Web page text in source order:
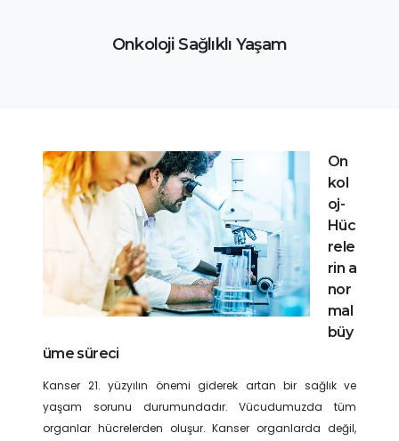
Onkoloji Sağlıklı Yaşam
On
kol
oj-
Hüc
rele
rin a
nor
mal
büy
üme süreci
Kanser 21. yüzyılın önemi giderek artan bir sağlık ve
yaşam sorunu durumundadır. Vücudumuzda tüm
organlar hücrelerden oluşur. Kanser organlarda değil,